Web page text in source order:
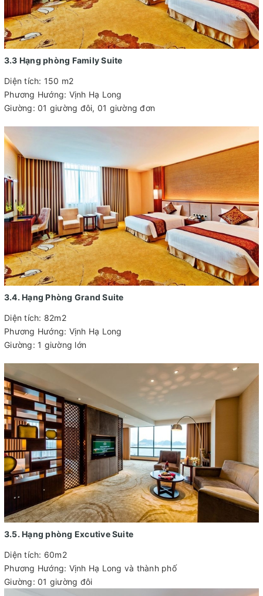
3.3 Hạng phòng Family Suite
Diện tích: 150 m2
Phương Hướng: Vịnh Hạ Long
Giường: 01 giường đôi, 01 giường đơn
3.4. Hạng Phòng Grand Suite
Diện tích: 82m2
Phương Hướng: Vịnh Hạ Long
Giường: 1 giường lớn
3.5. Hạng phòng Excutive Suite
Diện tích: 60m2
Phương Hướng: Vịnh Hạ Long và thành phố
Giường: 01 giường đôi